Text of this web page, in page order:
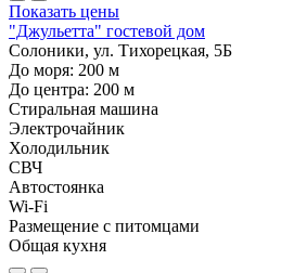
Показать цены
"Джульетта" гостевой дом
Солоники, ул. Тихорецкая, 5Б
До моря: 200 м
До центра: 200 м
Стиральная машина
Электрочайник
Холодильник
СВЧ
Автостоянка
Wi-Fi
Размещение с питомцами
Общая кухня